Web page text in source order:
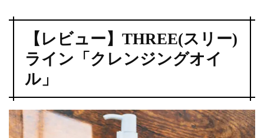
【レビュー】THREE(スリー)
ライン「クレンジングオイ
ル」